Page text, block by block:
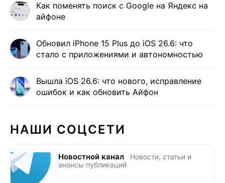
Как поменять поиск с Google на Яндекс на
айфоне
Обновил iPhone 15 Plus до iOS 26.6: что
стало с приложениями и автономностью
Вышла iOS 26.6: что нового, исправление
ошибок и как обновить Айфон
НАШИ СОЦСЕТИ
Новостной канал
Новости, статьи и
анонсы публикаций